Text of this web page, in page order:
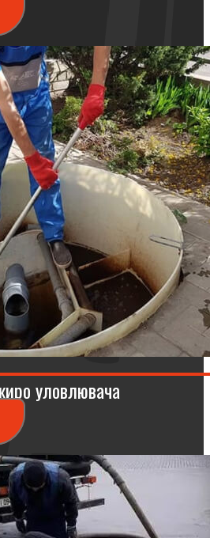
уловлювача